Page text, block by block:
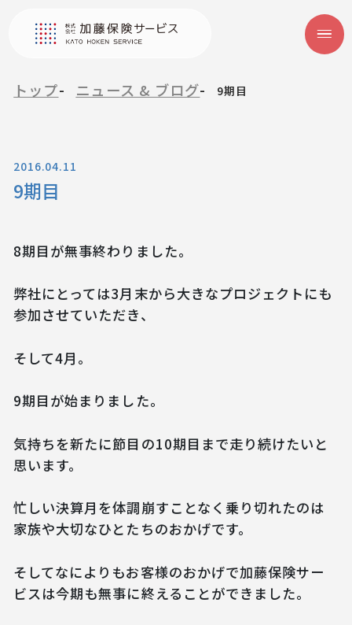
トップ ニュース & ブログ 9期目
2016.04.11
9期目
8期目が無事終わりました。
弊社にとっては3月末から大きなプロジェクトにも
参加させていただき、
そして4月。
9期目が始まりました。
気持ちを新たに節目の10期目まで走り続けたいと
思います。
忙しい決算月を体調崩すことなく乗り切れたのは
家族や大切なひとたちのおかげです。
そしてなによりもお客様のおかげで加藤保険サー
ビスは今期も無事に終えることができました。